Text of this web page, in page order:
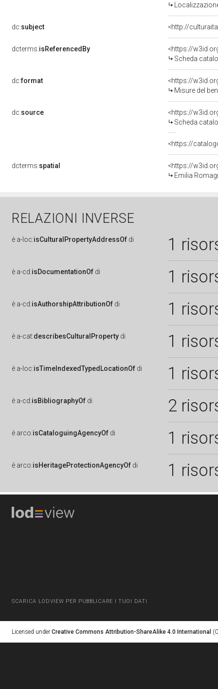
dc:subject <http://
dcterms:isReferencedBy
<https://
Scheda
dc:format
<https://
Misure del
dc:source
<https://
Scheda
<https://
dcterms:spatial
<https://
Emilia
RELAZIONI INVERSE
è a-loc:isCulturalPropertyAddressOf di 1
è a-cd:isDocumentationOf di 1
è a-cd:isAuthorshipAttributionOf di 1
è a-cat:describesCulturalProperty di 1
è a-loc:isTimeIndexedTypedLocationOf di 1
è a-cd:isBibliographyOf di 2
è arco:isCataloguingAgencyOf di 1
è arco:isHeritageProtectionAgencyOf di 1
SCARICA LODVIEW PER PUBBLICARE I TUOI DATI
Licensed under Creative Commons Attribution-ShareAlike 4.0 International